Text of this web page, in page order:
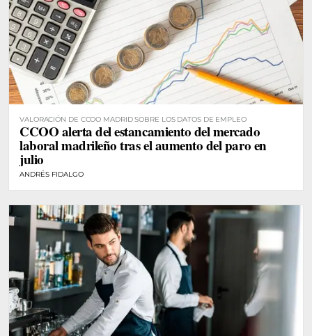
VALORACIÓN DE CCOO MADRID SOBRE LOS DATOS DE EMPLEO
CCOO alerta del estancamiento del mercado
laboral madrileño tras el aumento del paro en
julio
ANDRÉS FIDALGO